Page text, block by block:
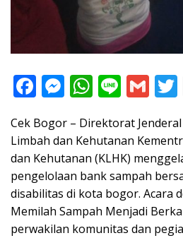
F
e
b
o
o
k
M
ss
e
n
g
er
W
at
s
A
p
p
Li
e
G
ai
l
Cek Bogor – Direktorat
Limbah dan Kehutanan
dan Kehutanan (KLHK)
pengelolaan bank sampah
disabilitas di kota bogor. Acara
Memilah Sampah Menjadi
perwakilan komunitas dan